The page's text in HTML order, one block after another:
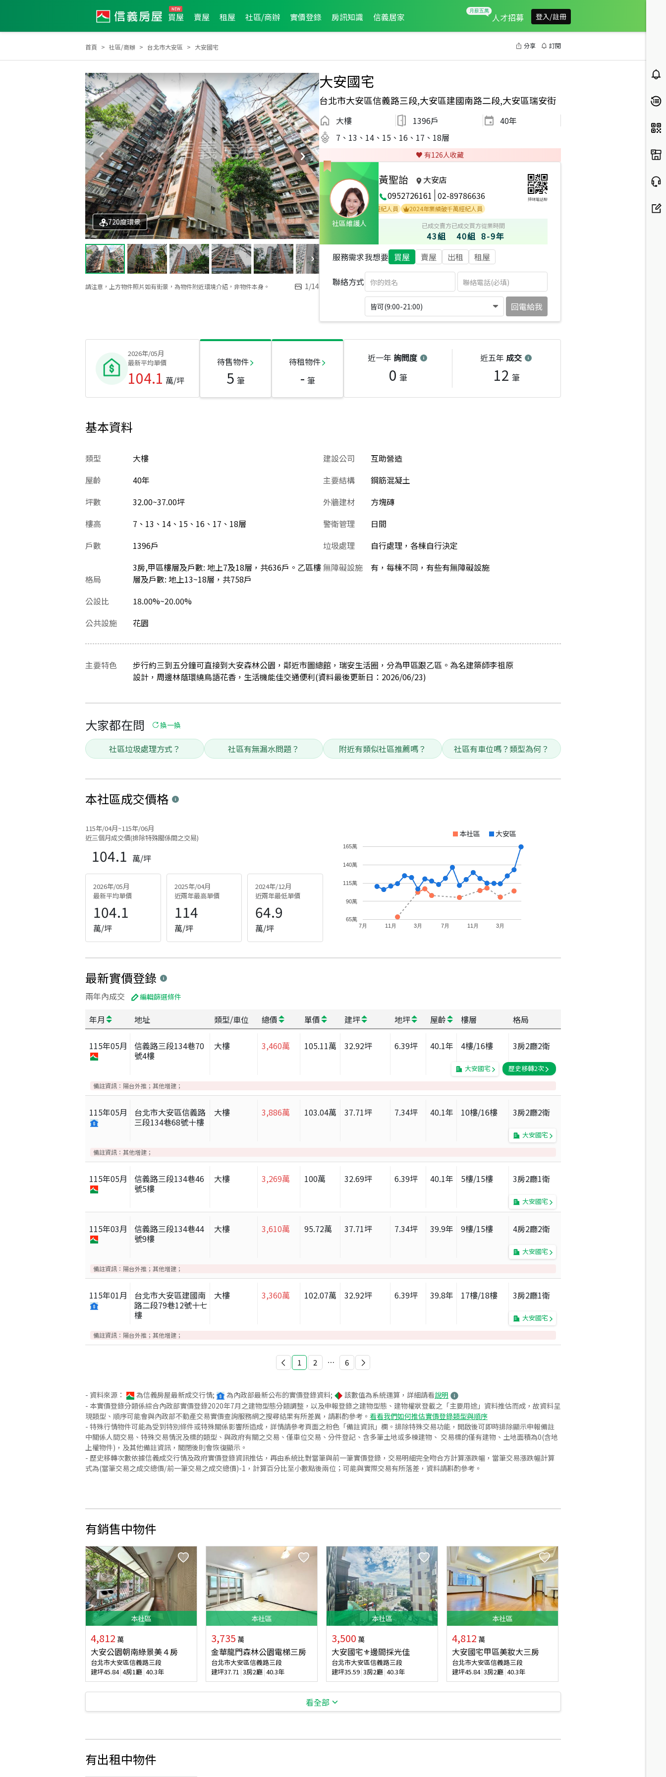
買屋 賣屋 租屋 社區/商辦 實價登錄 房訊知識 信義居家 人才招募 登入/註冊
首頁 社區/商辦 台北市大安區 大安國宅 分享 訂閱
請注意，上方物件照片如有街景，為物件附近環境介紹，非物件本身。 1/14
720度環景
大安國宅
台北市大安區信義路三段,大安區建國南路二段,大安區瑞安街
大樓 1396戶 40年
7、13、14、15、16、17、18層
♥️ 有126人收藏
社區維護人
黃聖詒
大安店
0952726161 02-89786636 掃碼電話聊
全公司2025年度業績TOP12 2025年度區成件TOP1 2025年度區業績TOP2 2025年業績破千萬經紀人員
2024年業績破千萬經紀人員
已成交賣方
43組
已成交買方
40組
從業時間
8-9年
服務需求我想要 買屋 賣屋 出租 租屋
聯絡方式
皆可(9:00-21:00) 回電給我
2026年/05月
最新平均單價
104.1 萬/坪
待售物件
5 筆
待租物件
- 筆
近一年 詢問度
0 筆
近五年 成交
12 筆
基本資料
類型
大樓
屋齡
40年
坪數
32.00~37.00坪
樓高
7、13、14、15、16、17、18層
戶數
1396戶
格局
3房,甲區樓層及戶數: 地上7及18層，共636戶。乙區樓
層及戶數: 地上13~18層，共758戶
公設比
18.00%~20.00%
建設公司
互助營造
主要結構
鋼筋混凝土
外牆建材
方塊磚
警衛管理
日間
垃圾處理
自行處理，各棟自行決定
無障礙設施
有，每棟不同，有些有無障礙設施
公共設施 花園
主要特色
步行約三到五分鐘可直接到大安森林公園，鄰近市圖總館，瑞安生活圈，分為甲區跟乙區。為名建築師李祖原
設計，周邊林蔭環繞鳥語花香，生活機能佳交通便利(資料最後更新日：2026/06/23)
大家都在問 換一換
社區垃圾處理方式？ 社區有無漏水問題？ 附近有類似社區推薦嗎？ 社區有車位嗎？類型為何？
本社區成交價格
115年/04月~115年/06月
近三個月成交價(排除特殊關係間之交易)
104.1 萬/坪
2026年/05月
最新平均單價
104.1
萬/坪
2025年/04月
近兩年最高單價
114
萬/坪
2024年/12月
近兩年最低單價
64.9
萬/坪
本社區 大安區
7月 11月 3月 7月 11月 3月
65萬
90萬
115萬
140萬
165萬
最新實價登錄
兩年內成交 編輯篩選條件
年月 地址 類型/車位 總價 單價 建坪 地坪 屋齡 樓層 格局
115年05月
信義路三段134巷70
號4樓
大樓 3,460萬 105.11萬 32.92坪 6.39坪 40.1年 4樓/16樓 3房2廳2衛
大安國宅 歷史移轉2次
備註資訊： 陽台外推；其他增建；
115年05月
台北市大安區信義路
三段134巷68號十樓
大樓 3,886萬 103.04萬 37.71坪 7.34坪 40.1年 10樓/16樓 3房2廳2衛
大安國宅
備註資訊： 其他增建；
115年05月
信義路三段134巷46
號5樓
大樓 3,269萬 100萬 32.69坪 6.39坪 40.1年 5樓/15樓 3房2廳1衛
大安國宅
115年03月
信義路三段134巷44
號9樓
大樓 3,610萬 95.72萬 37.71坪 7.34坪 39.9年 9樓/15樓 4房2廳2衛
大安國宅
備註資訊： 陽台外推；其他增建；
115年01月
台北市大安區建國南
路二段79巷12號十七
樓
大樓 3,360萬 102.07萬 32.92坪 6.39坪 39.8年 17樓/18樓 3房2廳1衛
大安國宅
備註資訊： 陽台外推；其他增建；
1 2 ⋯ 6
- 資料來源： 為信義房屋最新成交行情; 為內政部最新公布的實價登錄資料; 該數值為系統運算，詳細請看說明
- 本實價登錄分類係綜合內政部實價登錄2020年7月之建物型態分類調整，以及申報登錄之建物型態、建物權狀登載之「主要用途」資料推估而成，故資料呈
現類型、順序可能會與內政部不動產交易實價查詢服務網之搜尋結果有所差異，請斟酌參考。 看看我們如何推估實價登錄類型與順序
- 特殊行情物件可能為受到特別條件或特殊關係影響所造成，詳情請參考頁面之粉色「備註資訊」欄。排除特殊交易功能，開啟後可即時排除顯示申報備註
中關係人間交易、特殊交易情況及標的類型、與政府有關之交易、僅車位交易、分件登記、含多筆土地或多棟建物、 交易標的僅有建物、土地面積為0(含地
上權物件)，及其他備註資訊，關閉後則會恢復顯示。
- 歷史移轉次數依據信義成交行情及政府實價登錄資訊推估，再由系統比對當筆與前一筆實價登錄，交易明細完全吻合方計算漲跌幅，當筆交易漲跌幅計算
式為(當筆交易之成交總價/前一筆交易之成交總價)-1，計算百分比至小數點後兩位；可能與實際交易有所落差，資料請斟酌參考。
有銷售中物件
本社區
4,812 萬
大安公園朝南綠景美４房
台北市大安區信義路三段
建坪45.84 4房1廳 40.3年
本社區
3,735 萬
金華龍門森林公園電梯三房
台北市大安區信義路三段
建坪37.71 3房2廳 40.3年
本社區
3,500 萬
大安國宅⚜︎邊間採光佳
台北市大安區信義路三段
建坪35.59 3房2廳 40.3年
本社區
4,812 萬
大安國宅甲區美妝大三房
台北市大安區信義路三段
建坪45.84 3房2廳 40.3年
看全部
有出租中物件